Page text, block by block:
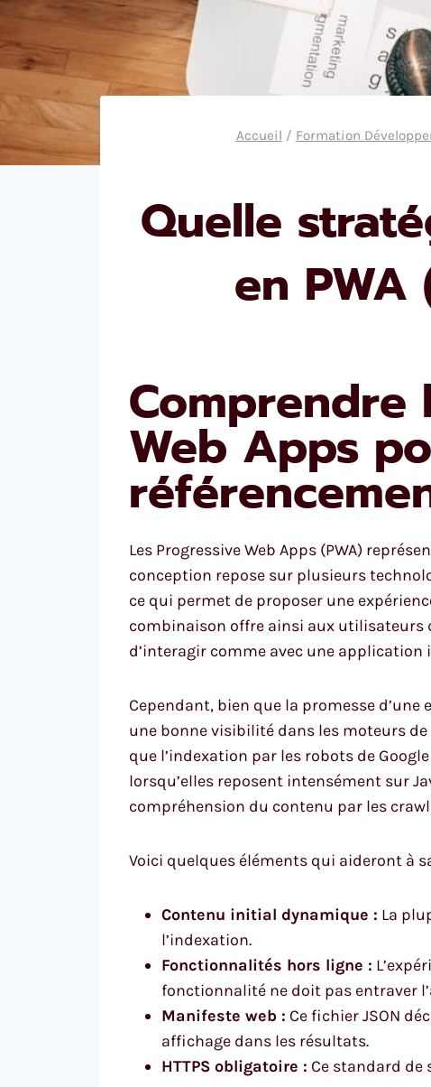
Accueil / Formation
Quelle
en
Comprendre
Web Apps
Les Progressive Web Apps (PWA)
conception repose sur plusieurs
ce qui permet de proposer une
combinaison offre ainsi aux utilisateurs
d’interagir comme avec une
Cependant, bien que la promesse
une bonne visibilité dans les moteurs de
que l’indexation par les robots de
lorsqu’elles reposent intensément sur
compréhension du contenu par les
Voici quelques éléments qui aideront à
Contenu initial dynamique : La
l’indexation.
Fonctionnalités hors ligne :
fonctionnalité ne doit pas entraver
Manifeste web : Ce fichier JSON
affichage dans les résultats.
HTTPS obligatoire : Ce standard de